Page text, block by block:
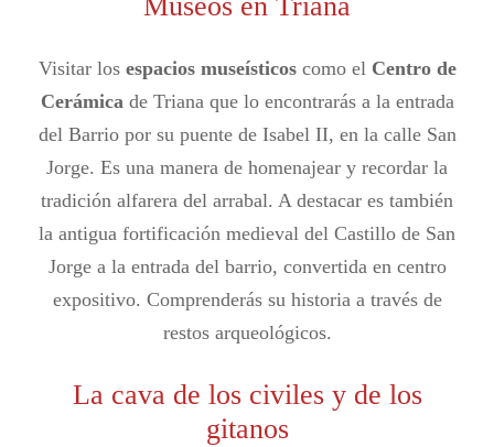
Visitar losespacios museísticoscomo el Centro de
Cerámicade Triana que lo encontrarás a la entrada
del Barrio por su puente de Isabel II, en la calle San
Jorge. Es una manera de homenajear y recordar la
tradición alfarera del arrabal. A destacar es también
la antigua fortificación medieval del Castillo de San
Jorge a la entrada del barrio, convertida en centro
expositivo. Comprenderás su historia a través de
restos arqueológicos.
La cava de los civiles y de los
gitanos